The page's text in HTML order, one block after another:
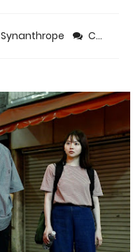
Synanthrope Comment